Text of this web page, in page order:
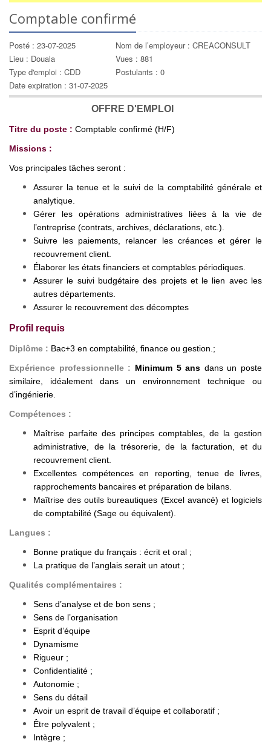
Comptable confirmé
Posté : 23-07-2025
Nom de l’employeur : CREACONSULT
Lieu : Douala
Vues : 881
Type d'emploi : CDD
Postulants : 0
Date expiration : 31-07-2025
OFFRE D'EMPLOI
Titre du poste : Comptable confirmé (H/F)
Missions :
Vos principales tâches seront :
Assurer la tenue et le suivi de la comptabilité générale et
analytique.
Gérer les opérations administratives liées à la vie de
l’entreprise (contrats, archives, déclarations, etc.).
Suivre les paiements, relancer les créances et gérer le
recouvrement client.
Élaborer les états financiers et comptables périodiques.
Assurer le suivi budgétaire des projets et le lien avec les
autres départements.
Assurer le recouvrement des décomptes
Profil requis
Diplôme : Bac+3 en comptabilité, finance ou gestion.;
Expérience professionnelle : Minimum 5 ans dans un poste
similaire, idéalement dans un environnement technique ou
d’ingénierie.
Compétences :
Maîtrise parfaite des principes comptables, de la gestion
administrative, de la trésorerie, de la facturation, et du
recouvrement client.
Excellentes compétences en reporting, tenue de livres,
rapprochements bancaires et préparation de bilans.
Maîtrise des outils bureautiques (Excel avancé) et logiciels
de comptabilité (Sage ou équivalent).
Langues :
Bonne pratique du français : écrit et oral ;
La pratique de l’anglais serait un atout ;
Qualités complémentaires :
Sens d’analyse et de bon sens ;
Sens de l’organisation
Esprit d’équipe
Dynamisme
Rigueur ;
Confidentialité ;
Autonomie ;
Sens du détail
Avoir un esprit de travail d’équipe et collaboratif ;
Être polyvalent ;
Intègre ;